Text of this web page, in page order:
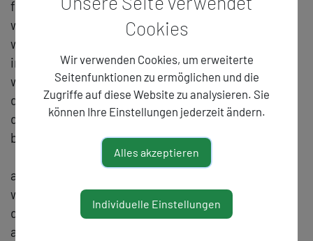
fehler aufweist
warum programme abstürzen
warum stets neue sicherheitslücken
in digitalen systemen entdeckt werden
warum es noch immer
den beruf der softwaretesterinnen braucht
die programme so lange ausprobieren
bis kaum mehr fehler auftauchen
aber
wenn das thema des abends
des ganzen festivals
algorithmus
Cookies
Wir verwenden Cookies, um erweiterte
Seitenfunktionen zu ermöglichen und die
Zugriffe auf diese Website zu analysieren. Sie
können Ihre Einstellungen jederzeit ändern.
Alles akzeptieren
Individuelle Einstellungen